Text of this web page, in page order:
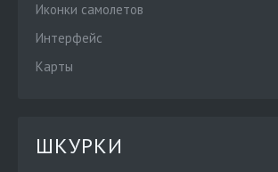
Иконки самолетов
Интерфейс
Карты
ШКУРКИ